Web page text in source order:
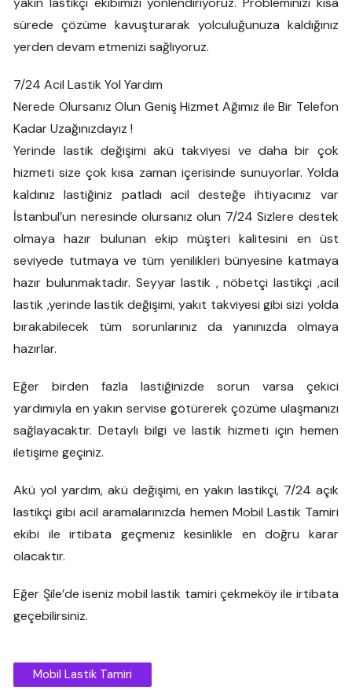
sürede çözüme kavuşturarak yolculuğunuza kaldığınız
yerden devam etmenizi sağlıyoruz.
7/24 Acil Lastik Yol Yardım
Nerede Olursanız Olun Geniş Hizmet Ağımız ile Bir Telefon
Kadar Uzağınızdayız !
Yerinde lastik değişimi akü takviyesi ve daha bir çok
hizmeti size çok kısa zaman içerisinde sunuyorlar. Yolda
kaldınız lastiğiniz patladı acil desteğe ihtiyacınız var
İstanbul’un neresinde olursanız olun 7/24 Sizlere destek
olmaya hazır bulunan ekip müşteri kalitesini en üst
seviyede tutmaya ve tüm yenilikleri bünyesine katmaya
hazır bulunmaktadır. Seyyar lastik , nöbetçi lastikçi ,acil
lastik ,yerinde lastik değişimi, yakıt takviyesi gibi sizi yolda
bırakabilecek tüm sorunlarınız da yanınızda olmaya
hazırlar.
Eğer birden fazla lastiğinizde sorun varsa çekici
yardımıyla en yakın servise götürerek çözüme ulaşmanızı
sağlayacaktır. Detaylı bilgi ve lastik hizmeti için hemen
iletişime geçiniz.
Akü yol yardım, akü değişimi, en yakın lastikçi, 7/24 açık
lastikçi gibi acil aramalarınızda hemen Mobil Lastik Tamiri
ekibi ile irtibata geçmeniz kesinlikle en doğru karar
olacaktır.
Eğer Şile’de iseniz mobil lastik tamiri çekmeköy ile irtibata
geçebilirsiniz.
Mobil Lastik Tamiri